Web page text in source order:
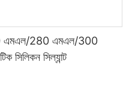
এমএল/280 এমএল/300
সিলিকন সিল্যান্ট